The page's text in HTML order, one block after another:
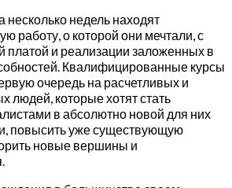
недель находят
работу, о которой они мечтали, с
платой и реализации заложенных в
Квалифицированные курсы
очередь на расчетливых и
людей, которые хотят стать
в абсолютно новой для них
повысить уже существующую
новые вершины и